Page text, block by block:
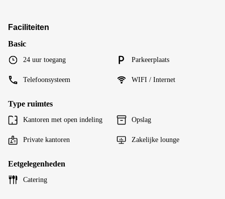
Faciliteiten
Basic
24 uur toegang Parkeerplaats
Telefoonsysteem WIFI / Internet
Type ruimtes
Kantoren met open indeling Opslag
Private kantoren Zakelijke lounge
Eetgelegenheden
Catering